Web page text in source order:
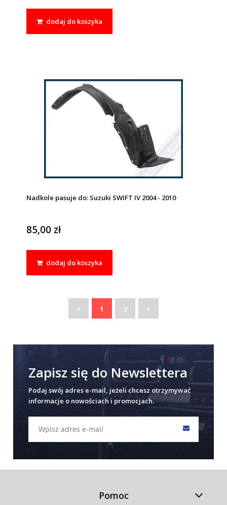
dodaj do koszyka
Nadkole pasuje do: Suzuki SWIFT IV 2004 - 2010
85,00 zł
dodaj do koszyka
« 1 2 »
Zapisz się do Newslettera
Podaj swój adres e-mail, jeżeli chcesz otrzymywać
informacje o nowościach i promocjach.
Pomoc